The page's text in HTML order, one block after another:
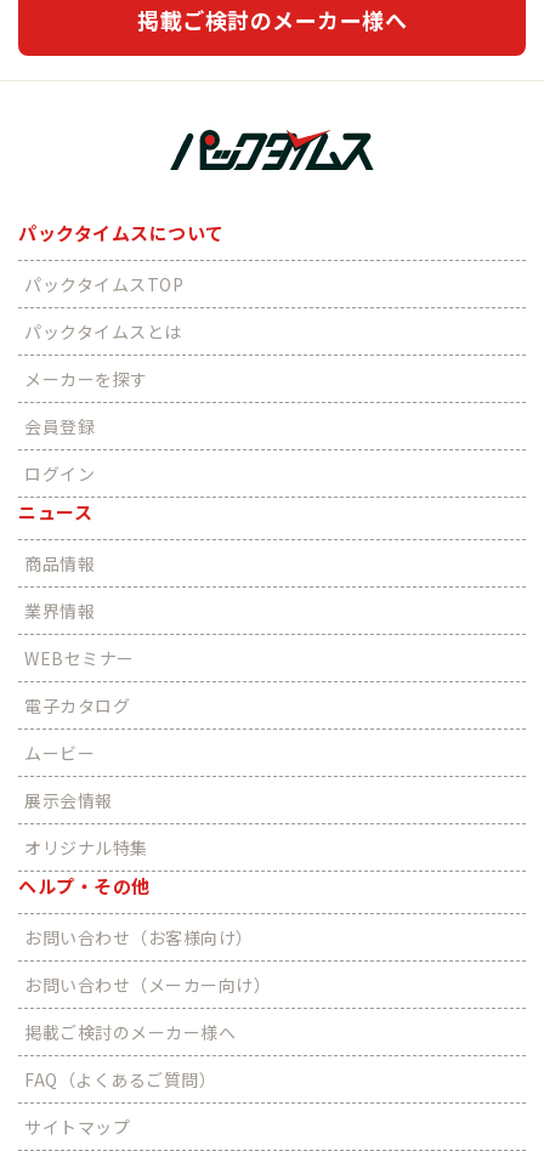
掲載ご検討のメーカー様へ
パックタイムスについて
パックタイムスTOP
パックタイムスとは
メーカーを探す
会員登録
ログイン
ニュース
商品情報
業界情報
WEBセミナー
電子カタログ
ムービー
展示会情報
オリジナル特集
ヘルプ・その他
お問い合わせ（お客様向け）
お問い合わせ（メーカー向け）
掲載ご検討のメーカー様へ
FAQ（よくあるご質問）
サイトマップ